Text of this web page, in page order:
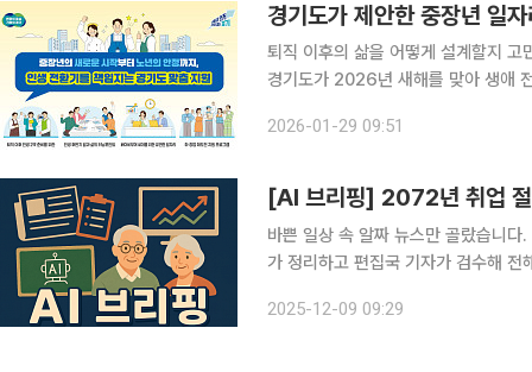
경기도가 제안한 중장년 일자
퇴직 이후의 삶을 어떻게 설계할지 고
경기도가 2026년 새해를 맞아 생애
리 사업 ‘라이트잡(Light Job)’이 눈
2026-01-29 09:51
[AI 브리핑] 2072년 취업
바쁜 일상 속 알짜 뉴스만 골랐습니다
가 정리하고 편집국 기자가 검수해 전해드립니다. ◆2072년 취업 절반
2072년 취업자의 절반이 60세 이상
2025-12-09 09:29